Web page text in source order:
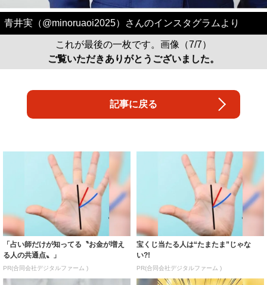
青井実（@minoruaoi2025）さんのインスタグラムより
これが最後の一枚です。画像（7/7）
ご覧いただきありがとうございました。
記事に戻る
「占い師だけが知ってる〝お金が増え
る人の共通点〟」
PR(合同会社デジタルファーム )
宝くじ当たる人は“たまたま”じゃな
い?!
PR(合同会社デジタルファーム )